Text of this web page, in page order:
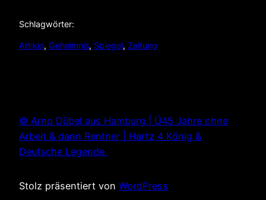
Schlagwörter:
Artikel, Geheimnis, Spiegel, Zeitung
© Arno Dübel aus Hamburg | Ü45 Jahre ohne
Arbeit & dann Rentner | Hartz 4 König &
Deutsche Legende.
Stolz präsentiert von WordPress